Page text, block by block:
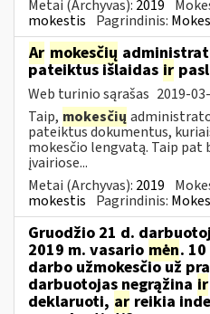
Metai (Archyvas): 2019
mokestis Pagrindinis:
Ar mokesčių
pateiktus išlaidas ir
Web turinio sąrašas 2019-
Taip, mokesčių
pateiktus dokumentus,
mokesčio lengvatą. Taip
įvairiose...
Metai (Archyvas): 2019
mokestis Pagrindinis:
Gruodžio 21 d.
2019 m. vasario mėn.
darbo užmokesčio už
darbuotojas negrąžina ir
deklaruoti, ar reikia